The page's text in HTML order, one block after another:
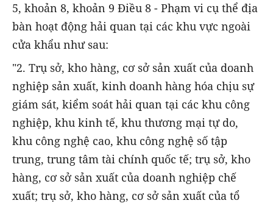
5, khoản 8, khoản 9 Điều 8 - Phạm vi cụ thể địa
bàn hoạt động hải quan tại các khu vực ngoài
cửa khẩu như sau:
"2. Trụ sở, kho hàng, cơ sở sản xuất của doanh
nghiệp sản xuất, kinh doanh hàng hóa chịu sự
giám sát, kiểm soát hải quan tại các khu công
nghiệp, khu kinh tế, khu thương mại tự do,
khu công nghệ cao, khu công nghệ số tập
trung, trung tâm tài chính quốc tế; trụ sở, kho
hàng, cơ sở sản xuất của doanh nghiệp chế
xuất; trụ sở, kho hàng, cơ sở sản xuất của tổ